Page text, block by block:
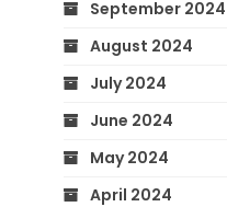
September 2024
August 2024
July 2024
June 2024
May 2024
April 2024